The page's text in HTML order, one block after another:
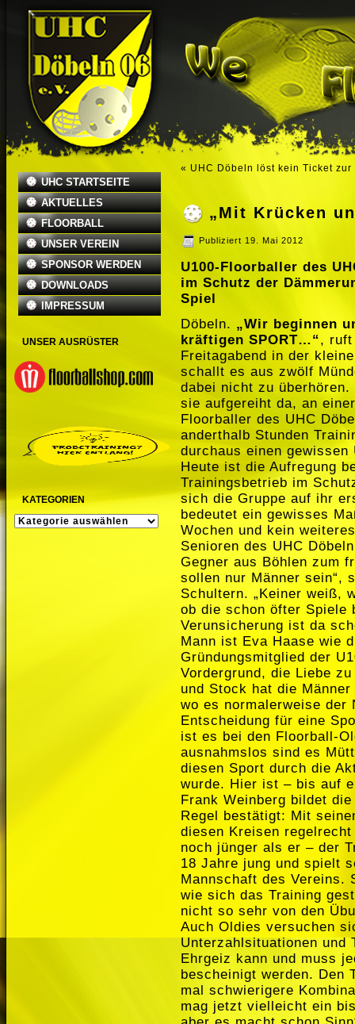
UHC STARTSEITE
AKTUELLES
FLOORBALL
UNSER VEREIN
SPONSOR WERDEN
DOWNLOADS
IMPRESSUM
UNSER AUSRÜSTER
KATEGORIEN
KATEGORIEN
« UHC Döbeln löst kein Ticket
„Mit Krücken
Publiziert 19. Mai 2012
U100-Floorballer des
im Schutz der
Spiel
Döbeln. „Wir beginnen
kräftigen SPORT…“, ruft
Freitagabend in der
schallt es aus zwölf
dabei nicht zu
sie aufgereiht da, an
Floorballer des UHC
anderthalb Stunden
durchaus einen
Heute ist die Aufregung
Trainingsbetrieb im
sich die Gruppe auf ihr
bedeutet ein gewisses
Wochen und kein
Senioren des UHC
Gegner aus Böhlen zum
sollen nur Männer sein“,
Schultern. „Keiner weiß,
ob die schon öfter Spiele
Verunsicherung ist da
Mann ist Eva Haase wie
Gründungsmitglied der
Vordergrund, die Liebe
und Stock hat die
wo es normalerweise
Entscheidung für eine
ist es bei den Floorball-
ausnahmslos sind es
diesen Sport durch die
wurde. Hier ist – bis auf
Frank Weinberg bildet
Regel bestätigt: Mit
diesen Kreisen
noch jünger als er – der
18 Jahre jung und spielt
Mannschaft des Vereins.
wie sich das Training
nicht so sehr von den
Auch Oldies versuchen
Unterzahlsituationen und
Ehrgeiz kann und muss
bescheinigt werden. Den
mal schwierigere
mag jetzt vielleicht ein